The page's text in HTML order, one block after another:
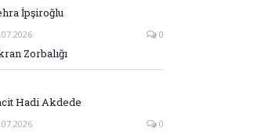
İpşiroğlu
0
Zorbalığı
Hadi Akdede
0